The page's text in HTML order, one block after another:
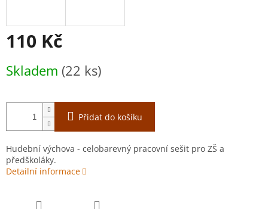
110 Kč
cena:
Skladem (22 ks)
Přidat do košíku
Hudební výchova - celobarevný pracovní sešit pro ZŠ a
předškoláky.
Detailní informace